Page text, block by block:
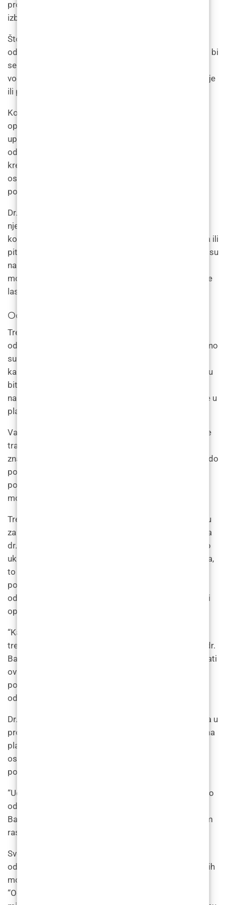
proizvoda za njegu kože. “Retinoide i pilinge treba
izbjegavati”, dodaje.
Što se tiče higijene, dr. Bagatin ističe važnost
održavanja čistoće i suhoće tretiranog područja kako bi
se spriječile infekcije. “Koristite blagi sapun i toplu
vodu za čišćenje područja i izbjegavajte jake kemikalije
ili pilinge koji mogu iritirati kožu”, savjetuje.
Konačno, pridržavanje uputa praktičara ključno je za
optimalne rezultate. “Praktičar može dati posebne
upute za naknadnu njegu, kao što je izbjegavanje
određenih aktivnosti ili nanošenje određene vrste
kreme. Važno je pažljivo slijediti ove upute kako bi se
osiguralo pravilno zacjeljivanje tretiranog područja i
postizanje najboljeg mogućeg ishoda.”
Dr. Bagatin također podsjeća pojedince da naknadna
njega može varirati ovisno o pojedincu i preporučuje
konzultacije s liječnikom u vezi bilo kakvih nedoumica ili
pitanja o naknadnoj njezi. “Slijedeći preporučenu praksu
naknadne njege, pojedinci mogu minimizirati sve
moguće nuspojave i postići najbolje moguće rezultate
laserskog uklanjanja dlačica”, zaključuje.
Održavanje i praćenje
Tretmani održavanja i kontrolni pregledi važni su za
održavanje rezultata laserskog uklanjanja dlaka. Obično
su tretmani održavanja potrebni svakih 6-12 mjeseci
kako bi se spriječio ponovni rast dlaka. Također mogu
biti potrebni kontrolni pregledi kako bi se procijenio
napredak pojedinca i izvršile sve potrebne prilagodbe u
planu liječenja.
Važno je napomenuti da lasersko uklanjanje dlaka nije
trajno rješenje za uklanjanje dlačica. Iako može
značajno smanjiti rast dlaka, s vremenom može doći do
ponovnog rasta dlačica. Tretmani održavanja mogu
pomoći smanjiti ovaj ponovni rast i osigurati najbolje
moguće rezultate.
Tretmani održavanja i kontrolni pregledi neophodni su
za održavanje rezultata laserske depilacije, objašnjava
dr. Dinko Bagatin iz Poliklinike Bagatin. “Iako lasersko
uklanjanje dlačica može značajno smanjiti rast dlačica,
to nije trajno rješenje i s vremenom može doći do
ponovnog rasta dlačica. Stoga su potrebni tretmani
održavanja kako bi se smanjio ponovni rast i osigurali
optimalni rezultati.”
“Kako bi spriječili ponovni rast dlačica, preporučam
tretmane održavanja svakih 6-12 mjeseci”, savjetuje dr.
Bagatin. “Učestalost tretmana održavanja može varirati
ovisno o čimbenicima kao što su tip kose pojedinca i
područje koje se tretira, stoga je važno razgovarati o
odgovarajućem rasporedu održavanja s liječnikom.”
Dr. Bagatin također ističe važnost kontrolnih pregleda u
procjeni napretka pojedinca i potrebnim prilagodbama
plana liječenja. “Kontrolni pregledi ključni su za
osiguranje učinkovitosti liječenja i rješavanje svih
potencijalnih problema”, kaže on.
“Učestalost kontrolnih pregleda može varirati ovisno o
odgovoru pojedinca na liječenje”, napominje dr.
Bagatin. “Stoga je važno razgovarati o odgovarajućem
rasporedu praćenja s liječnikom.”
Sve u svemu, dr. Bagatin naglašava važnost tretmana
održavanja i kontrolnih pregleda za postizanje najboljih
mogućih rezultata laserskog uklanjanja dlačica.
“Održavanjem održavanja i praćenja, pojedinci mogu